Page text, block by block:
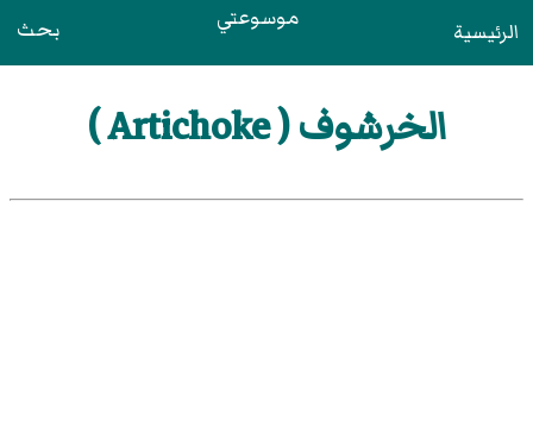
الرئيسية موسوعتي بحث
الخرشوف ( Artichoke )